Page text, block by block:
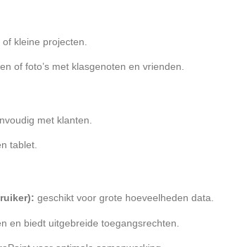
kleine projecten.
of foto’s met klasgenoten en vrienden.
met klanten.
tablet.
geschikt voor grote hoeveelheden data.
en biedt uitgebreide toegangsrechten.